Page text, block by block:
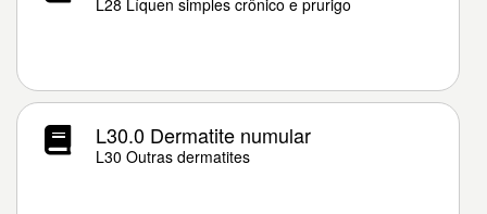
L28 Líquen simples crônico e prurigo
L30.0 Dermatite numular
L30 Outras dermatites